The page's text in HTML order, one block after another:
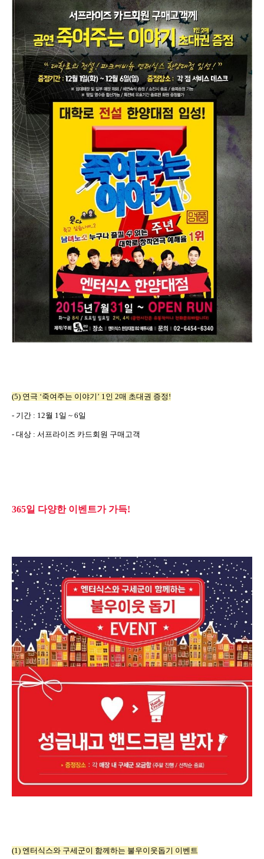
(5) 연극 ‘죽여주는 이야기 ’ 1 인 2매 초대권 증정 !
- 기간 : 12월 1 일 ~ 6일
- 대상 : 서프라이즈 카드회원 구매고객
365일 다양한 이벤트가 가득!
(1) 엔터식스와 구세군이 함께하는 불우이웃돕기 이벤트